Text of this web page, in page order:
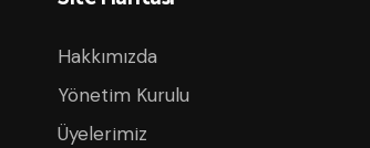
Hakkımızda
Yönetim Kurulu
Üyelerimiz